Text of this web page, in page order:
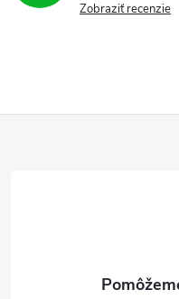
Zobraziť recenzie